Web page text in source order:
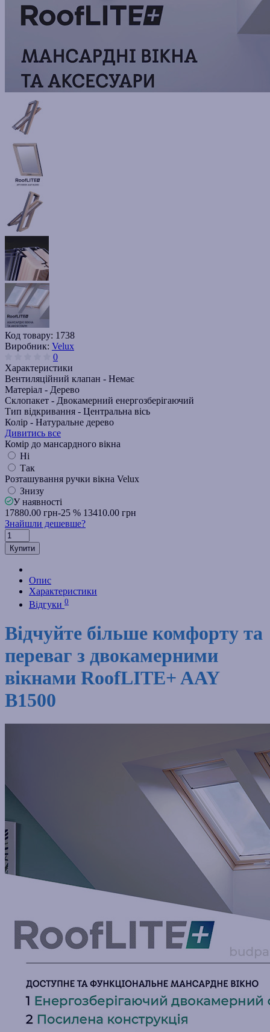
Код товару: 1738
Виробник: Velux
0
Характеристики
Вентиляційний клапан - Немає
Матеріал - Дерево
Склопакет - Двокамерний енергозберігаючий
Тип відкривання - Центральна вісь
Колір - Натуральне дерево
Дивитись все
Комір до мансардного вікна
Ні
Так
Розташування ручки вікна Velux
Знизу
У наявності
17880.00 грн-25 % 13410.00 грн
Знайшли дешевше?
Купити
Опис
Характеристики
Відгуки 0
Відчуйте більше комфорту та
переваг з двокамерними
вікнами RoofLITE+ AAY
B1500